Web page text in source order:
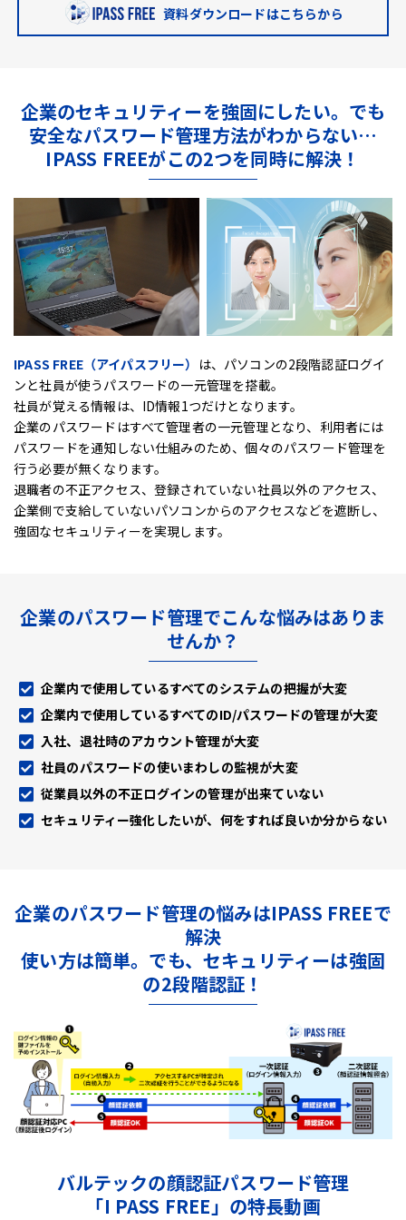
資料ダウンロードはこちらから
企業のセキュリティーを強固にしたい。 でも
安全なパスワード管理方法がわからない…
IPASS FREEがこの2つを同時に解決！
IPASS FREE（アイパスフリー） は、 パソコンの2段階認証ログイ
ンと社員が使うパスワードの一元管理を搭載。
社員が覚える情報は、ID情報1つだけとなります。
企業のパスワードはすべて管理者の一元管理となり、利用者には
パスワードを通知しない仕組みのため、個々のパスワード管理を
行う必要が無くなります。
退職者の不正アクセス、登録されていない社員以外のアクセス、
企業側で支給していないパソコンからのアクセスなどを遮断し、
強固なセキュリティーを実現します。
企業のパスワード管理でこんな悩みはありま
せんか？
企業内で使用しているすべてのシステムの把握が大変
企業内で使用しているすべてのID/パスワードの管理が大変
入社、退社時のアカウント管理が大変
社員のパスワードの使いまわしの監視が大変
従業員以外の不正ログインの管理が出来ていない
セキュリティー強化したいが、何をすれば良いか分からない
企業のパスワード管理の悩みはIPASS FREEで
解決
使い方は簡単。でも、セキュリティーは強固
の2段階認証！
バルテックの顔認証パスワード管理
「I PASS FREE」の特長動画